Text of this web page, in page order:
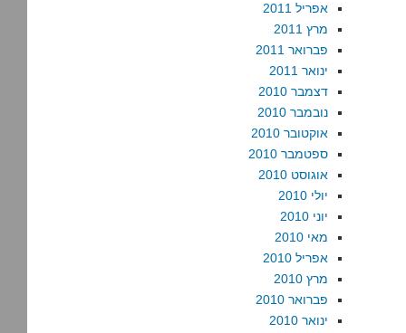
אפריל 2011
מרץ 2011
פברואר 2011
ינואר 2011
דצמבר 2010
נובמבר 2010
אוקטובר 2010
ספטמבר 2010
אוגוסט 2010
יולי 2010
יוני 2010
מאי 2010
אפריל 2010
מרץ 2010
פברואר 2010
ינואר 2010